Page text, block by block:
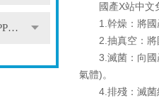
XVDEVIOS最新版APP下载配件
國產X站中文
1.幹燥：將國產
2.抽真空：將國
3.滅菌：向國產
氣體)。
4.排殘：滅菌結